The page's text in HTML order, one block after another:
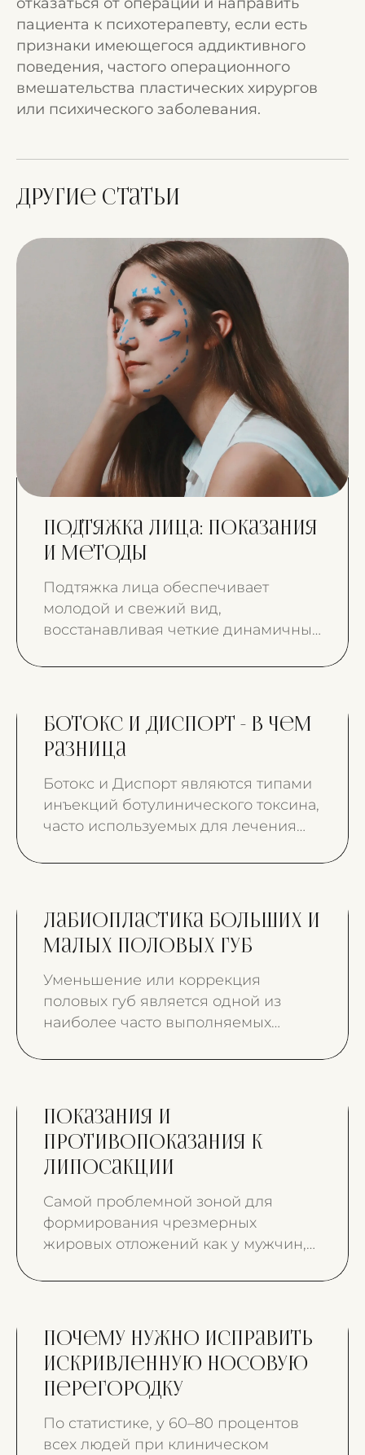
пациента к психотерапевту, если есть
признаки имеющегося аддиктивного
поведения, частого операционного
вмешательства пластических хирургов
или психического заболевания.
Другие статьи
Подтяжка лица: показания
и методы
Подтяжка лица обеспечивает
молодой и свежий вид,
восстанавливая четкие динамичные
Ботокс и диспорт - в чем
разница
Ботокс и Диспорт являются типами
инъекций ботулинического токсина,
часто используемых для лечения
Лабиопластика больших и
малых половых губ
Уменьшение или коррекция
половых губ является одной из
наиболее часто выполняемых
хирургии. В последние годы спрос
вырос.
Показания и
противопоказания к
липосакции
Самой проблемной зоной для
формирования чрезмерных
жировых отложений как у мужчин,
Почему нужно исправить
искривленную носовую
перегородку
По статистике, у 60–80 процентов
всех людей при клиническом